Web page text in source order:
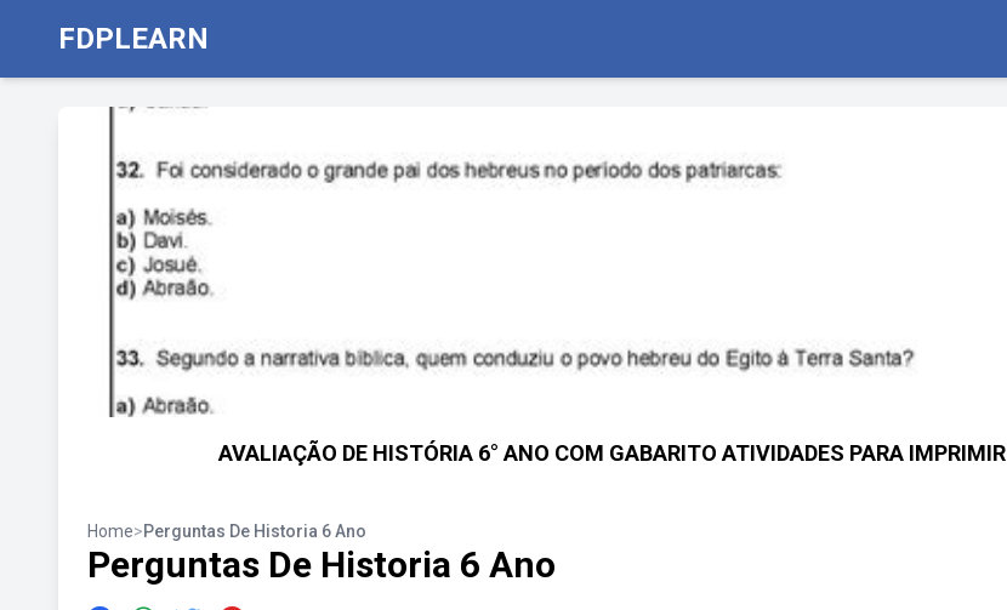
FDPLEARN
AVALIAÇÃO DE HISTÓRIA 6° ANO COM GABARITO ATIVIDADES PARA IMPRIMIR
Home>Perguntas De Historia 6 Ano
Perguntas De Historia 6 Ano